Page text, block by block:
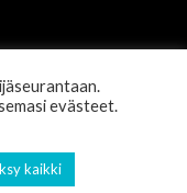
evästeet.
kaikki